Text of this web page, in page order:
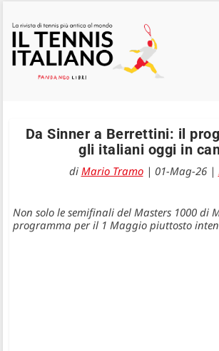
Da Sinner a Berrettini: il
gli italiani oggi in
di Mario Tramo| 01-Mag-26|
Non solo le semifinali del Masters 1000 di
programma per il 1 Maggio piuttosto